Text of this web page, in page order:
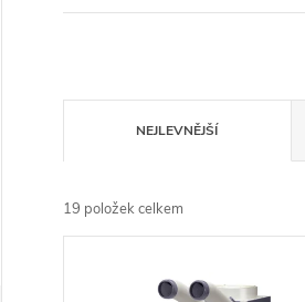
a
z
NEJLEVNĚJŠÍ
19 položek celkem